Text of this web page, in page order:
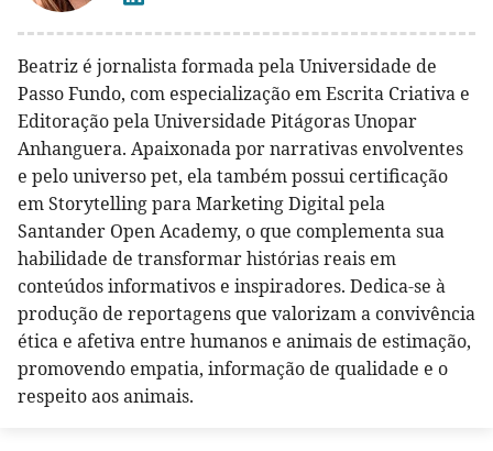
Beatriz é jornalista formada pela Universidade de
Passo Fundo, com especialização em Escrita Criativa e
Editoração pela Universidade Pitágoras Unopar
Anhanguera. Apaixonada por narrativas envolventes
e pelo universo pet, ela também possui certificação
em Storytelling para Marketing Digital pela
Santander Open Academy, o que complementa sua
habilidade de transformar histórias reais em
conteúdos informativos e inspiradores. Dedica-se à
produção de reportagens que valorizam a convivência
ética e afetiva entre humanos e animais de estimação,
promovendo empatia, informação de qualidade e o
respeito aos animais.